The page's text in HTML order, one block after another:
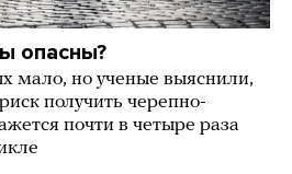
опасны?
мало, но ученые выяснили,
получить черепно-
почти в четыре раза